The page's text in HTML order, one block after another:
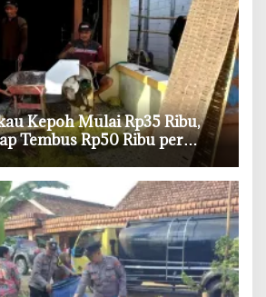
Kepoh Mulai Rp35 Ribu,
Tembus Rp50 Ribu per